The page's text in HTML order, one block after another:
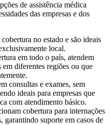
de assistência médica
das empresas e dos
no estado e são ideais
local.
em todo o país, atendem
em diferentes regiões ou que
consultas e exames, sem
ideais para empresas que
com atendimento básico.
cobertura para internações
garantindo suporte em casos de